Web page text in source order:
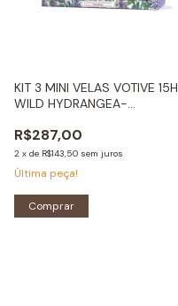
KIT 3 MINI VELAS VOTIVE 15H
WILD HYDRANGEA-
R$287,00
2 x de R$143,50 sem juros
Última peça!
Comprar